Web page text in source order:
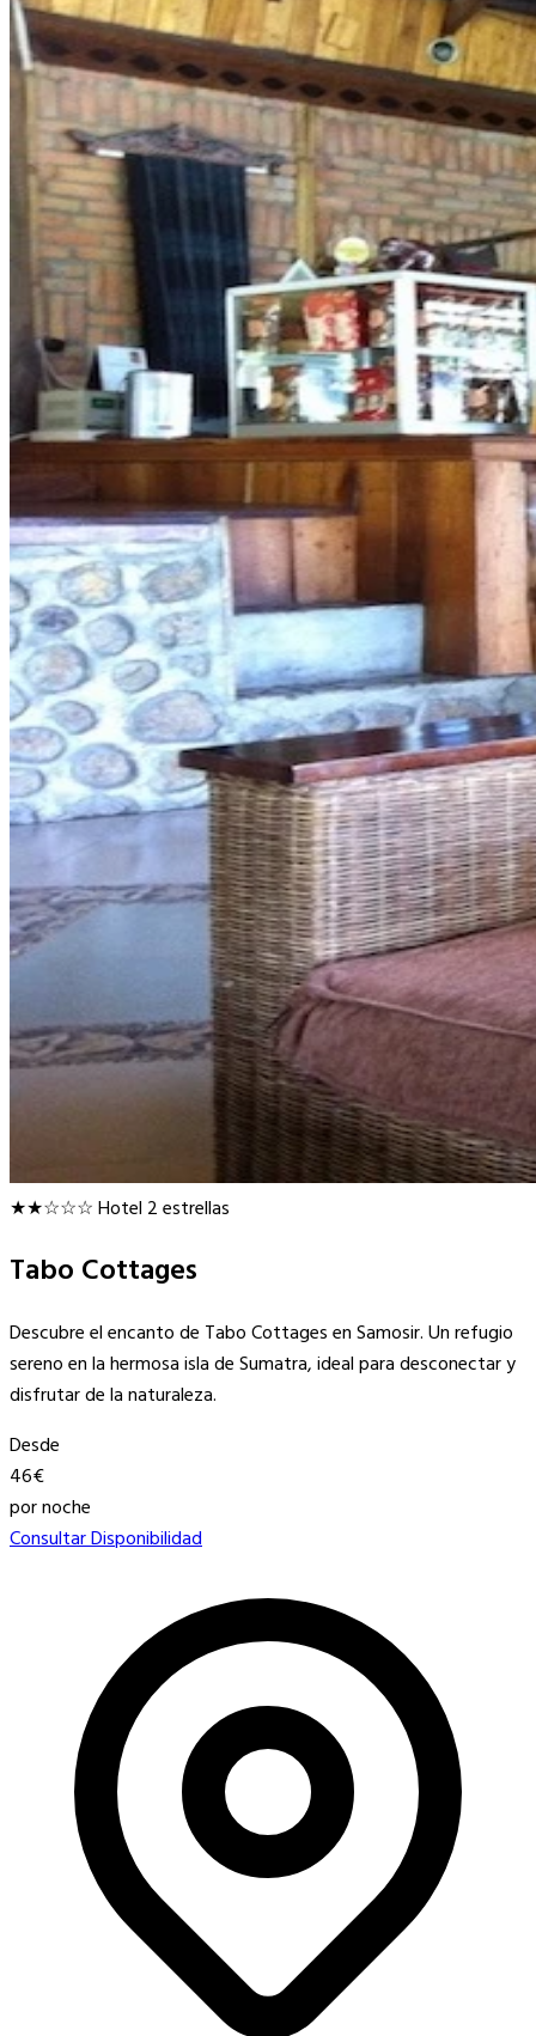
★★☆☆☆Hotel 2 estrellas
Tabo Cottages
Descubre el encanto de Tabo Cottages en Samosir. Un refugio
sereno en la hermosa isla de Sumatra, ideal para desconectar y
disfrutar de la naturaleza.
Desde
46€
por noche
Consultar Disponibilidad